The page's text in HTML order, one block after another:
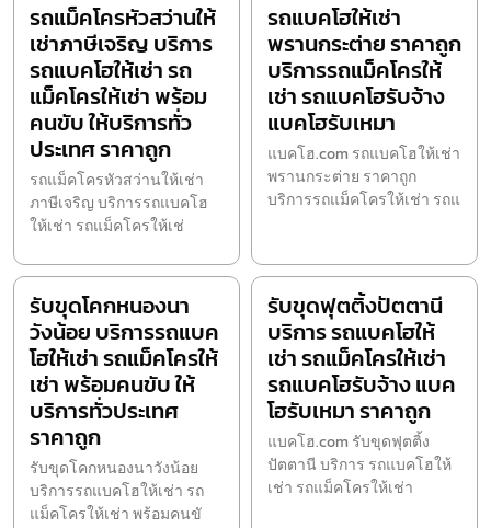
รถแม็คโครหัวสว่านให้
เช่าภาษีเจริญ บริการ
รถแบคโฮให้เช่า รถ
แม็คโครให้เช่า พร้อม
คนขับ ให้บริการทั่ว
ประเทศ ราคาถูก
รถแม็คโครหัวสว่านให้เช่า
ภาษีเจริญ บริการรถแบคโฮ
ให้เช่า รถแม็คโครให้เช่
รถแบคโฮให้เช่า
พรานกระต่าย ราคาถูก
บริการรถแม็คโครให้
เช่า รถแบคโฮรับจ้าง
แบคโฮรับเหมา
แบคโฮ.com รถแบคโฮให้เช่า
พรานกระต่าย ราคาถูก
บริการรถแม็คโครให้เช่า รถแ
รับขุดโคกหนองนา
วังน้อย บริการรถแบค
โฮให้เช่า รถแม็คโครให้
เช่า พร้อมคนขับ ให้
บริการทั่วประเทศ
ราคาถูก
รับขุดโคกหนองนาวังน้อย
บริการรถแบคโฮให้เช่า รถ
แม็คโครให้เช่า พร้อมคนขั
รับขุดฟุตติ้งปัตตานี
บริการ รถแบคโฮให้
เช่า รถแม็คโครให้เช่า
รถแบคโฮรับจ้าง แบค
โฮรับเหมา ราคาถูก
แบคโฮ.com รับขุดฟุตติ้ง
ปัตตานี บริการ รถแบคโฮให้
เช่า รถแม็คโครให้เช่า